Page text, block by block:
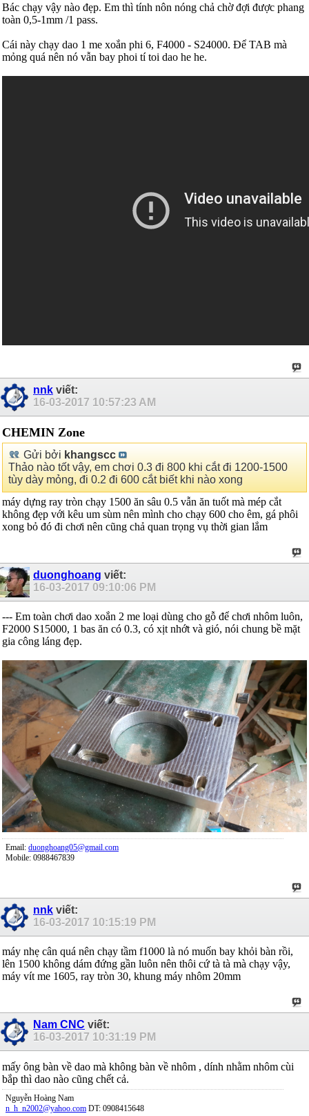
Bác chạy vậy nào đẹp. Em thì tính nôn nóng chả chờ đợi được phang
toàn 0,5-1mm /1 pass.
Cái này chạy dao 1 me xoắn phi 6, F4000 - S24000. Để TAB mà
mỏng quá nên nó vẫn bay phoi tí toi dao he he.
nnk viết:
16-03-2017 10:57:23 AM
CHEMIN Zone
Gửi bởi khangscc
Thảo nào tốt vậy, em chơi 0.3 đi 800 khi cắt đi 1200-1500
tùy dày mỏng, đi 0.2 đi 600 cắt biết khi nào xong
máy dựng ray tròn chạy 1500 ăn sâu 0.5 vẫn ăn tuốt mà mép cắt
không đẹp với kêu um sùm nên mình cho chạy 600 cho êm, gá phôi
xong bỏ đó đi chơi nên cũng chả quan trọng vụ thời gian lắm
duonghoang viết:
16-03-2017 09:10:06 PM
--- Em toàn chơi dao xoắn 2 me loại dùng cho gỗ để chơi nhôm luôn,
F2000 S15000, 1 bas ăn có 0.3, có xịt nhớt và gió, nói chung bề mặt
gia công láng đẹp.
Email: duonghoang05@gmail.com
Mobile: 0988467839
nnk viết:
16-03-2017 10:15:19 PM
máy nhẹ cân quá nên chạy tầm f1000 là nó muốn bay khỏi bàn rồi,
lên 1500 không dám đứng gần luôn nên thôi cứ tà tà mà chạy vậy,
máy vít me 1605, ray tròn 30, khung máy nhôm 20mm
Nam CNC viết:
16-03-2017 10:31:19 PM
mấy ông bàn về dao mà không bàn về nhôm , dính nhằm nhôm cùi
bắp thì dao nào cũng chết cả.
Nguyễn Hoàng Nam
n_h_n2002@yahoo.com DT: 0908415648